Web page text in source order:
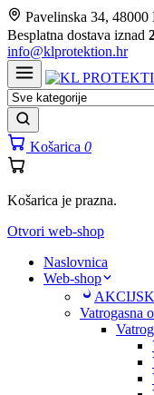
Prijeđi
na
sadržaj
Pavelinska 34,
Besplatna dostava iznad
info@klprotektion.hr
Košarica 0
Košarica je prazna.
Otvori web-shop
Naslovnica
Web-shop
Vatrogasna